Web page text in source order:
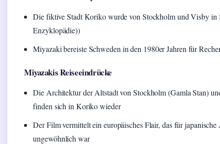
Die fiktive Stadt Koriko wurde von Stockholm und Visby
Enzyklopädie))
Miyazaki bereiste Schweden in den 1980er Jahren für
Miyazakis Reiseeindrücke
Die Architektur der Altstadt von Stockholm (Gamla Stan)
finden sich in Koriko wieder
Der Film vermittelt ein europäisches Flair, das für
ungewöhnlich war